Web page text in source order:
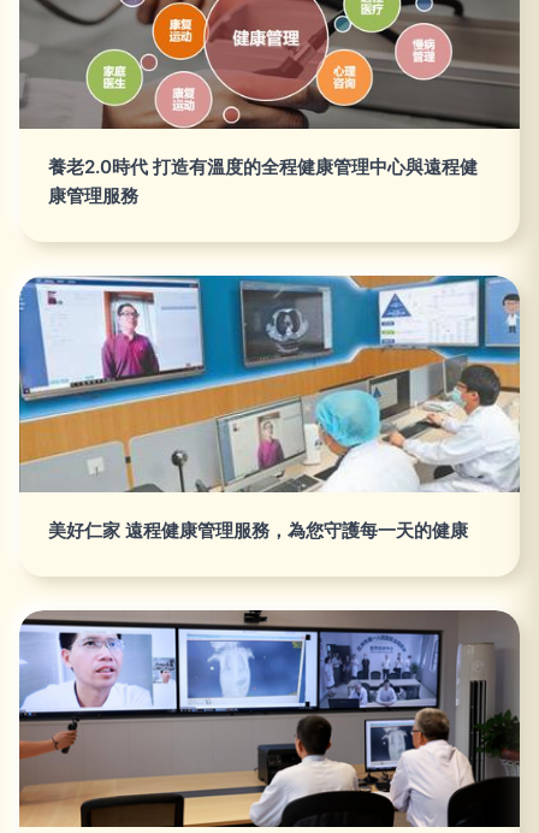
養老2.0時代 打造有溫度的全程健康管理中心與遠程健
康管理服務
美好仁家 遠程健康管理服務，為您守護每一天的健康